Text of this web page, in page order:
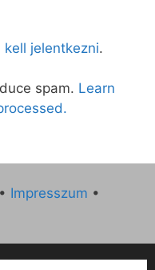
kell jelentkezni.
spam. Learn
• Impresszum •